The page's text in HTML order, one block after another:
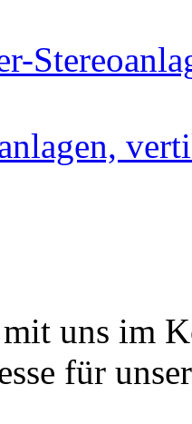
uns im
für